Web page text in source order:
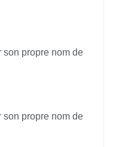
propre nom de
propre nom de